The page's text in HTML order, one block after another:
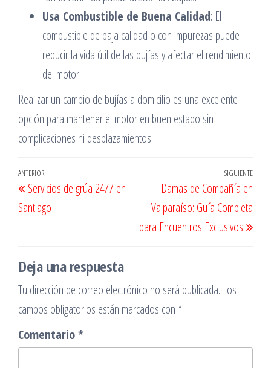
Usa Combustible de Buena Calidad: El
combustible de baja calidad o con impurezas puede
reducir la vida útil de las bujías y afectar el rendimiento
del motor.
Realizar un cambio de bujías a domicilio es una excelente
opción para mantener el motor en buen estado sin
complicaciones ni desplazamientos.
Navegación
de
entradas
Entrada
anterior
ANTERIOR
Servicios de grúa 24/7 en
Santiago
SIGUIENTE
Damas de Compañía en
Valparaíso: Guía Completa
para Encuentros Exclusivos
Deja una respuesta
Tu dirección de correo electrónico no será publicada. Los
campos obligatorios están marcados con *
Comentario*